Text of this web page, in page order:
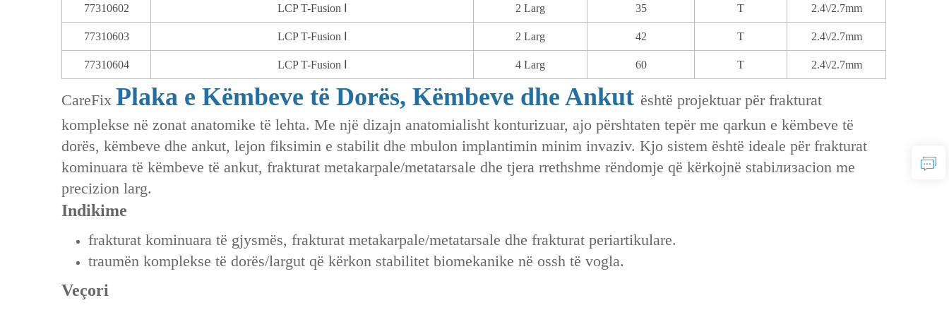
77310602 LCP T-Fusion Ⅰ 2 Larg 35 T 2.4\/2.7mm
77310603 LCP T-Fusion Ⅰ 2 Larg 42 T 2.4\/2.7mm
77310604 LCP T-Fusion Ⅰ 4 Larg 60 T 2.4\/2.7mm
CareFix Plaka e Këmbeve të Dorës, Këmbeve dhe Ankut është projektuar për frakturat
komplekse në zonat anatomike të lehta. Me një dizajn anatomialisht konturizuar, ajo përshtaten tepër me qarkun e këmbeve të
dorës, këmbeve dhe ankut, lejon fiksimin e stabilit dhe mbulon implantimin minim invaziv. Kjo sistem është ideale për frakturat
kominuara të këmbeve të ankut, frakturat metakarpale/metatarsale dhe tjera rrethshme rëndomje që kërkojnë stabiлизacion me
precizion larg.
Indikime
frakturat kominuara të gjysmës, frakturat metakarpale/metatarsale dhe frakturat periartikulare.
traumën komplekse të dorës/largut që kërkon stabilitet biomekanike në ossh të vogla.
Veçori